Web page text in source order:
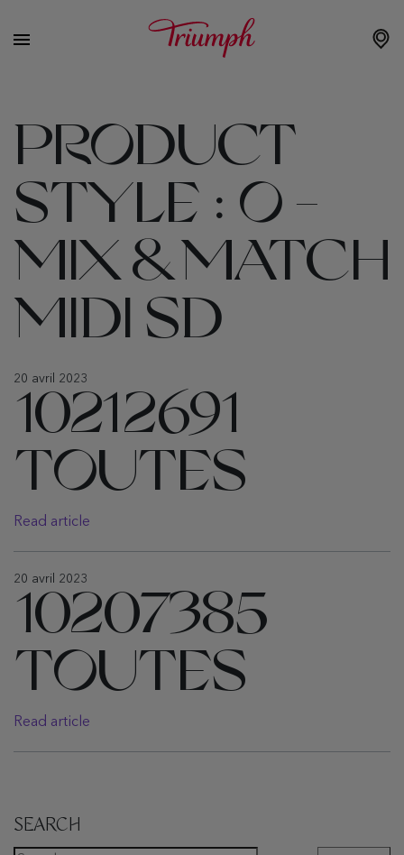
PRODUCT
STYLE : O -
MIX & MATCH
MIDI SD
20 avril 2023
10212691
TOUTES
Read article
20 avril 2023
10207385
TOUTES
Read article
SEARCH